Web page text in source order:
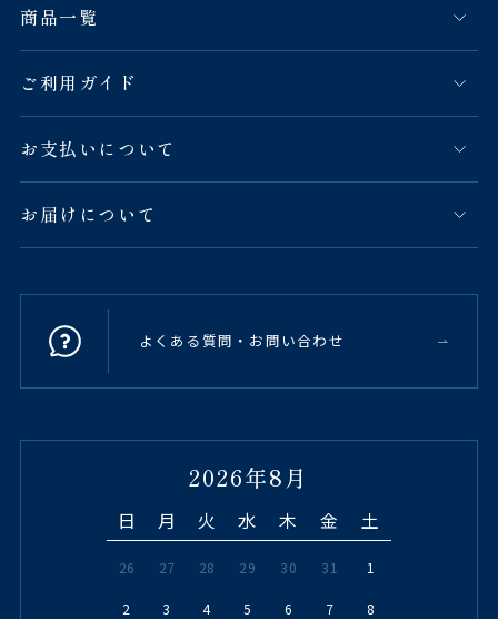
商品一覧
ご利用ガイド
お支払いについて
お届けについて
よくある質問・お問い合わせ
2026年8月
日 月 火 水 木 金 土
26 27 28 29 30 31 1
2 3 4 5 6 7 8